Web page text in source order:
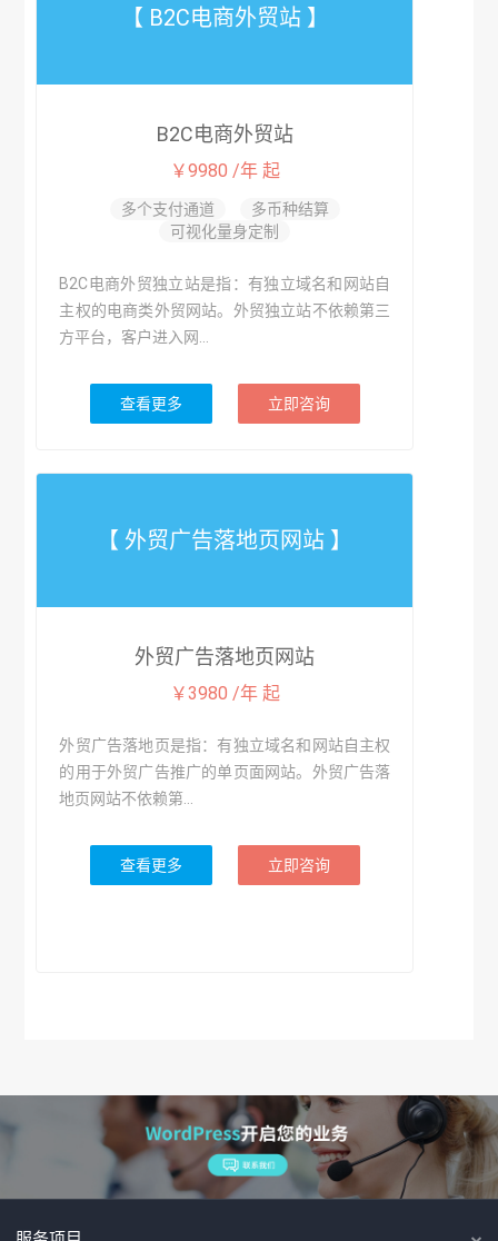
【 B2C电商外贸站 】
B2C电商外贸站
￥9980 /年 起
多个支付通道
多币种结算
可视化量身定制
B2C电商外贸独立站是指：有独立域名和网站自
主权的电商类外贸网站。外贸独立站不依赖第三
方平台，客户进入网...
查看更多 立即咨询
【 外贸广告落地页网站 】
外贸广告落地页网站
￥3980 /年 起
外贸广告落地页是指：有独立域名和网站自主权
的用于外贸广告推广的单页面网站。外贸广告落
地页网站不依赖第...
查看更多 立即咨询